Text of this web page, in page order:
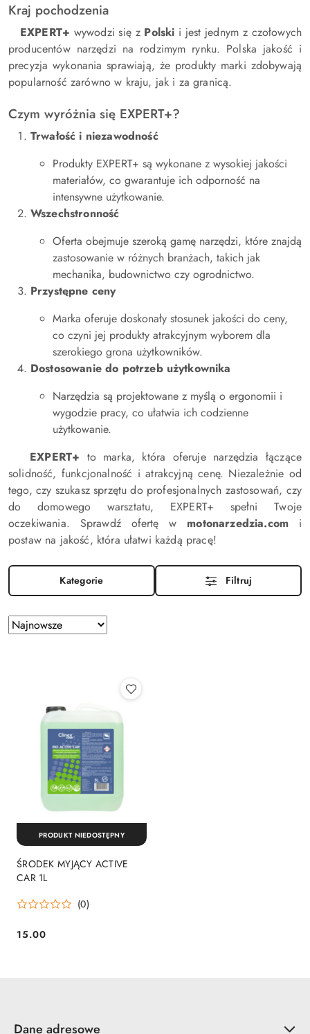
Kraj pochodzenia
EXPERT+ wywodzi się z Polski i jest jednym z czołowych
producentów narzędzi na rodzimym rynku. Polska jakość i
precyzja wykonania sprawiają, że produkty marki zdobywają
popularność zarówno w kraju, jak i za granicą.
Czym wyróżnia się EXPERT+?
Trwałość i niezawodność
Produkty EXPERT+ są wykonane z wysokiej jakości
materiałów, co gwarantuje ich odporność na
intensywne użytkowanie.
Wszechstronność
Oferta obejmuje szeroką gamę narzędzi, które znajdą
zastosowanie w różnych branżach, takich jak
mechanika, budownictwo czy ogrodnictwo.
Przystępne ceny
Marka oferuje doskonały stosunek jakości do ceny,
co czyni jej produkty atrakcyjnym wyborem dla
szerokiego grona użytkowników.
Dostosowanie do potrzeb użytkownika
Narzędzia są projektowane z myślą o ergonomii i
wygodzie pracy, co ułatwia ich codzienne
użytkowanie.
EXPERT+ to marka, która oferuje narzędzia łączące
solidność, funkcjonalność i atrakcyjną cenę. Niezależnie od
tego, czy szukasz sprzętu do profesjonalnych zastosowań, czy
do domowego warsztatu, EXPERT+ spełni Twoje
oczekiwania. Sprawdź ofertę w motonarzedzia.com i
postaw na jakość, która ułatwi każdą pracę!
Kategorie Filtruj
Zastosowano
sortowanie:
Sortuj
według
ŚRODEK MYJĄCY ACTIVE
CAR 1L
(0)
Cena:
15.00
PRODUKT NIEDOSTĘPNY
Dane adresowe